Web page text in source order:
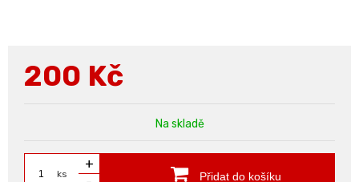
200 Kč
Na skladě
ks
+
Přidat do košíku